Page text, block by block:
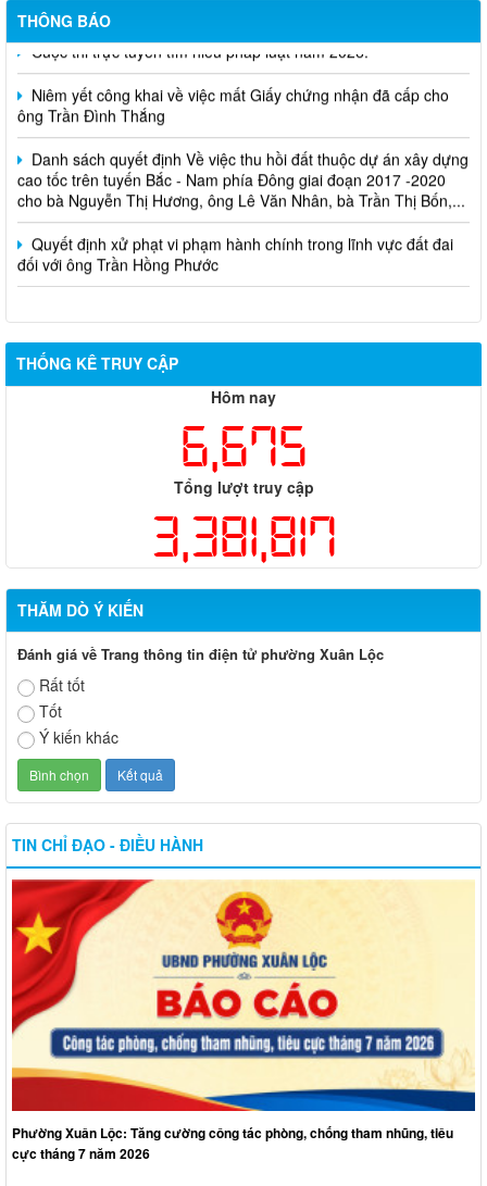
THÔNG BÁO
Cuộc thi trực tuyến tìm hiểu pháp luật năm 2026.
Niêm yết công khai về việc mất Giấy chứng nhận đã cấp cho
ông Trần Đình Thắng
Danh sách quyết định Về việc thu hồi đất thuộc dự án xây dựng
cao tốc trên tuyến Bắc - Nam phía Đông giai đoạn 2017 -2020
cho bà Nguyễn Thị Hương, ông Lê Văn Nhân, bà Trần Thị Bốn,...
Quyết định xử phạt vi phạm hành chính trong lĩnh vực đất đai
đối với ông Trần Hồng Phước
THỐNG KÊ TRUY CẬP
Hôm nay
6,675
Tổng lượt truy cập
3,381,817
THĂM DÒ Ý KIẾN
Đánh giá về Trang thông tin điện tử phường Xuân Lộc
Rất tốt
Tốt
Ý kiến khác
TIN CHỈ ĐẠO - ĐIỀU HÀNH
Phường Xuân Lộc: Tăng cường công tác phòng, chống tham nhũng, tiêu
cực tháng 7 năm 2026